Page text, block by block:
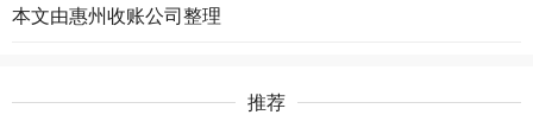
本文由惠州收账公司整理
推荐